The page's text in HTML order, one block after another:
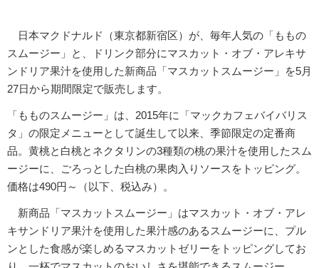
日本マクドナルド（東京都新宿区）が、毎年人気の「ももの
スムージー」と、ドリンク部分にマスカット・オブ・アレキサ
ンドリア果汁を使用した新商品「マスカットスムージー」を5月
27日から期間限定で販売します。
「もものスムージー」は、2015年に「マックカフェバイバリス
タ」の限定メニューとして誕生して以来、季節限定の定番商
品。黄桃と白桃とネクタリンの3種類の桃の果汁を使用したスム
ージーに、ごろっとした白桃の果肉入りソースをトッピング。
価格は490円～（以下、税込み）。
新商品「マスカットスムージー」はマスカット・オブ・アレ
キサンドリア果汁を使用した果汁感のあるスムージーに、プル
ンとした食感が楽しめるマスカットゼリーをトッピングしてお